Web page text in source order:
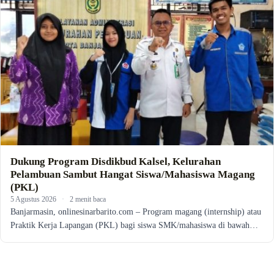
Dukung Program Disdikbud Kalsel, Kelurahan
Pelambuan Sambut Hangat Siswa/Mahasiswa Magang
(PKL)
5 Agustus 2026 · 2 menit baca
Banjarmasin, onlinesinarbarito.com – Program magang (internship) atau
Praktik Kerja Lapangan (PKL) bagi siswa SMK/mahasiswa di bawah…